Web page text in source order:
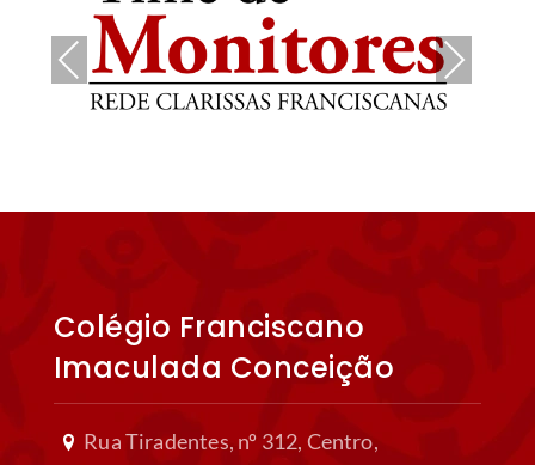
Pre
vio
Nex
t
Colégio Franciscano
Imaculada Conceição
Rua Tiradentes, nº 312, Centro,